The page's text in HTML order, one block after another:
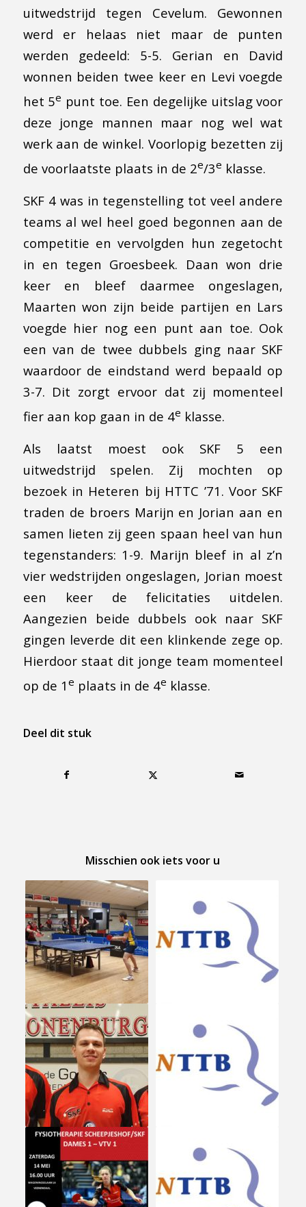
uitwedstrijd tegen Cevelum. Gewonnen
werd er helaas niet maar de punten
werden gedeeld: 5-5. Gerian en David
wonnen beiden twee keer en Levi voegde
het 5e punt toe. Een degelijke uitslag voor
deze jonge mannen maar nog wel wat
werk aan de winkel. Voorlopig bezetten zij
de voorlaatste plaats in de 2e/3e klasse.
SKF 4 was in tegenstelling tot veel andere
teams al wel heel goed begonnen aan de
competitie en vervolgden hun zegetocht
in en tegen Groesbeek. Daan won drie
keer en bleef daarmee ongeslagen,
Maarten won zijn beide partijen en Lars
voegde hier nog een punt aan toe. Ook
een van de twee dubbels ging naar SKF
waardoor de eindstand werd bepaald op
3-7. Dit zorgt ervoor dat zij momenteel
fier aan kop gaan in de 4e klasse.
Als laatst moest ook SKF 5 een
uitwedstrijd spelen. Zij mochten op
bezoek in Heteren bij HTTC ’71. Voor SKF
traden de broers Marijn en Jorian aan en
samen lieten zij geen spaan heel van hun
tegenstanders: 1-9. Marijn bleef in al z’n
vier wedstrijden ongeslagen, Jorian moest
een keer de felicitaties uitdelen.
Aangezien beide dubbels ook naar SKF
gingen leverde dit een klinkende zege op.
Hierdoor staat dit jonge team momenteel
op de 1 e plaats in de 4e klasse.
Deel dit stuk
Misschien ook iets voor u